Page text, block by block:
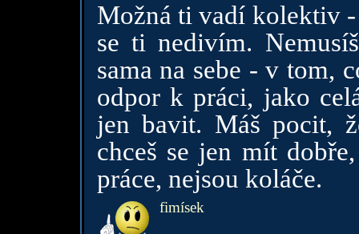
Možná ti vadí kolektiv
se ti nedivím.
sama na sebe - v tom,
odpor k práci, jako
jen bavit. Máš pocit,
chceš se jen mít
práce, nejsou koláče.
fimísek